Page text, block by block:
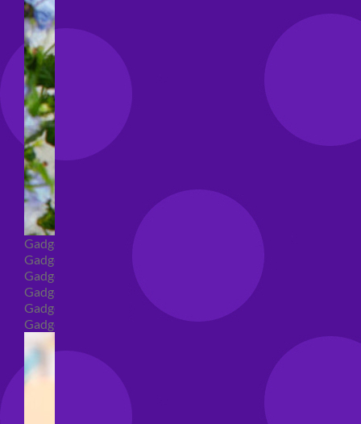
Gadget
Gadget addio al nubilato
Gadget Laurea
Gadget addio al celibato
Gadget per compleanno
Gadget generici